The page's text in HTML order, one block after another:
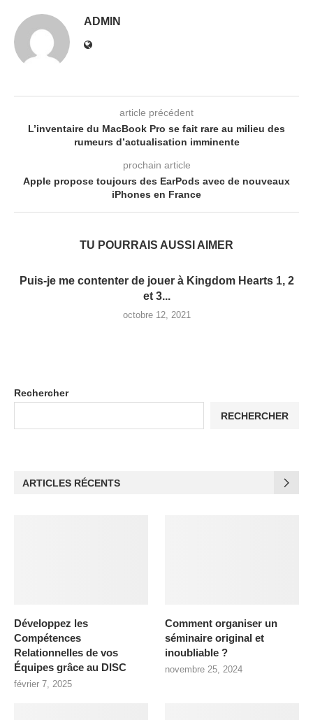
ADMIN
article précédent
L’inventaire du MacBook Pro se fait rare au milieu des
rumeurs d’actualisation imminente
prochain article
Apple propose toujours des EarPods avec de nouveaux
iPhones en France
TU POURRAIS AUSSI AIMER
Puis-je me contenter de jouer à Kingdom Hearts 1, 2
et 3...
octobre 12, 2021
Rechercher
RECHERCHER
ARTICLES RÉCENTS
Développez les
Compétences
Relationnelles de vos
Équipes grâce au DISC
février 7, 2025
Comment organiser un
séminaire original et
inoubliable ?
novembre 25, 2024